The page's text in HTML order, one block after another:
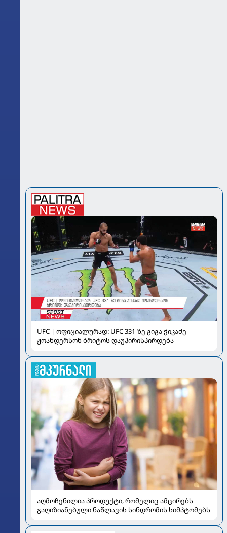
UFC | ოფიციალურად: UFC 331-ზე გიგა ჭიკაძე
ჟოანდერსონ ბრიტოს დაუპირისპირდება
აღმოჩენილია პროდუქტი, რომელიც ამცირებს
გაღიზიანებული ნაწლავის სინდრომის სიმპტომებს